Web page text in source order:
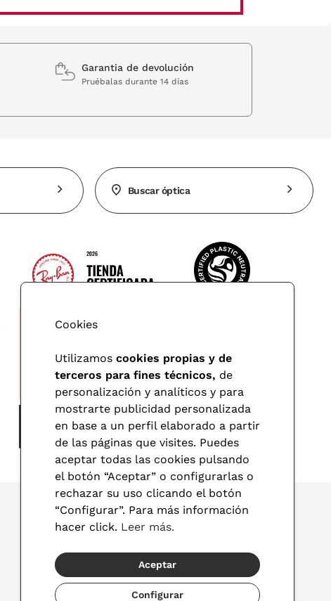
Garantia de devolución
Pruébalas durante 14 días
Buscar óptica
© 2026 Visionlab
Cookies
Utilizamos cookies propias y de
terceros para fines técnicos, de
personalización y analíticos y para
mostrarte publicidad personalizada
en base a un perfil elaborado a partir
de las páginas que visites. Puedes
aceptar todas las cookies pulsando
el botón “Aceptar” o configurarlas o
rechazar su uso clicando el botón
“Configurar”. Para más información
hacer click. Leer más.
Aceptar
Configurar